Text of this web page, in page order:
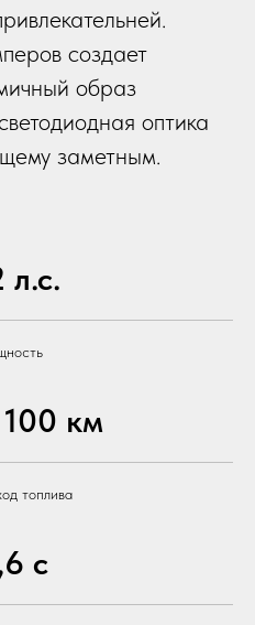
создает
образ
оптика
заметным.
л.с.
100 км
топлива
с